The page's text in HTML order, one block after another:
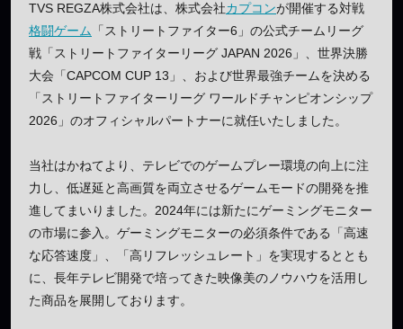
TVS REGZA株式会社は、株式会社カプコンが開催する対戦
格闘ゲーム 「ストリートファイター6」の公式チームリーグ
戦「ストリートファイターリーグ JAPAN 2026」、世界決勝
大会「CAPCOM CUP 13」、および世界最強チームを決める
「ストリートファイターリーグ ワールドチャンピオンシップ
2026」のオフィシャルパートナーに就任いたしました。
当社はかねてより、テレビでのゲームプレー環境の向上に注
力し、低遅延と高画質を両立させるゲームモードの開発を推
進してまいりました。2024年には新たにゲーミングモニター
の市場に参入。ゲーミングモニターの必須条件である「高速
な応答速度」、「高リフレッシュレート」を実現するととも
に、長年テレビ開発で培ってきた映像美のノウハウを活用し
た商品を展開しております。